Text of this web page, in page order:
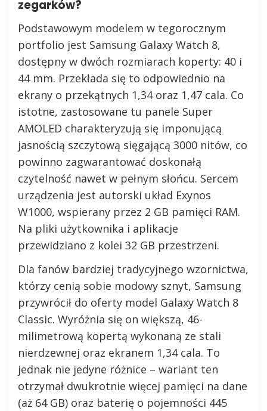
zegarków?
Podstawowym modelem w tegorocznym
portfolio jest Samsung Galaxy Watch 8,
dostępny w dwóch rozmiarach koperty: 40 i
44 mm. Przekłada się to odpowiednio na
ekrany o przekątnych 1,34 oraz 1,47 cala. Co
istotne, zastosowane tu panele Super
AMOLED charakteryzują się imponującą
jasnością szczytową sięgającą 3000 nitów, co
powinno zagwarantować doskonałą
czytelność nawet w pełnym słońcu. Sercem
urządzenia jest autorski układ Exynos
W1000, wspierany przez 2 GB pamięci RAM.
Na pliki użytkownika i aplikacje
przewidziano z kolei 32 GB przestrzeni.
Dla fanów bardziej tradycyjnego wzornictwa,
którzy cenią sobie modowy sznyt, Samsung
przywrócił do oferty model Galaxy Watch 8
Classic. Wyróżnia się on większą, 46-
milimetrową kopertą wykonaną ze stali
nierdzewnej oraz ekranem 1,34 cala. To
jednak nie jedyne różnice – wariant ten
otrzymał dwukrotnie więcej pamięci na dane
(aż 64 GB) oraz baterię o pojemności 445